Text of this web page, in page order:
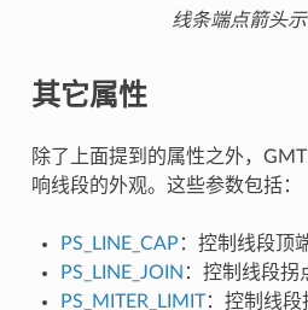
线条端点箭头
其它属性
除了上面提到的属性之外，
响线段的外观。这些参数包括：
PS_LINE_CAP ：控制线段顶
PS_LINE_JOIN ：控制线段
PS_MITER_LIMIT：控制线段